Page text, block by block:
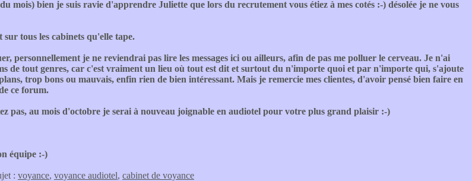
mois) bien je suis ravie d'apprendre Juliette que lors du recrutement vous étiez à mes cotés :-) désolée je ne vous
sur tous les cabinets qu'elle tape.
personnellement je ne reviendrai pas lire les messages ici ou ailleurs, afin de pas me polluer le cerveau. Je n'ai
de tout genres, car c'est vraiment un lieu où tout est dit et surtout du n'importe quoi et par n'importe qui, s'ajoute
trop bons ou mauvais, enfin rien de bien intéressant. Mais je remercie mes clientes, d'avoir pensé bien faire en
ce forum.
pas, au mois d'octobre je serai à nouveau joignable en audiotel pour votre plus grand plaisir :-)
équipe :-)
: voyance, voyance audiotel, cabinet de voyance